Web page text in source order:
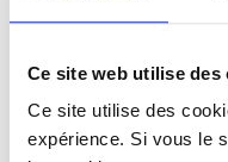
Ce site web utilise des
Ce site utilise des
expérience. Si vous le
raisonnables,
porte atteinte
Le droit